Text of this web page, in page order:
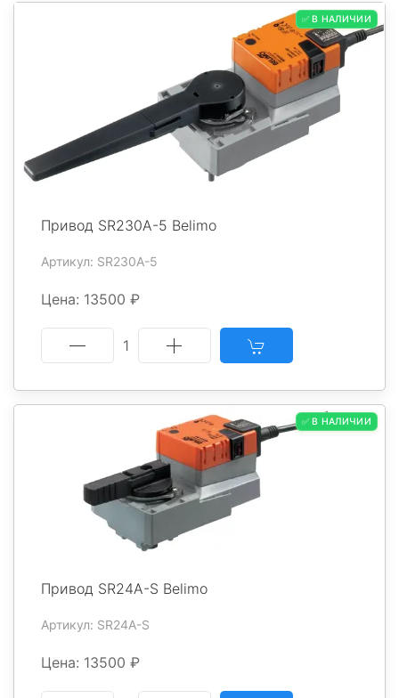
✅ В НАЛИЧИИ
Привод SR230A-5 Belimo
Артикул: SR230A-5
Цена: 13500 ₽
1
✅ В НАЛИЧИИ
Привод SR24A-S Belimo
Артикул: SR24A-S
Цена: 13500 ₽